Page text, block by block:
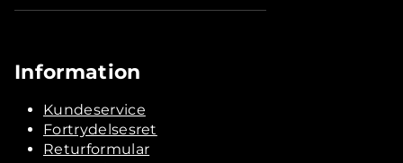
Information
Kundeservice
Fortrydelsesret
Returformular